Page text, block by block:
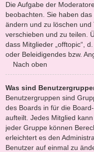
Die Aufgabe der
beobachten. Sie haben
ändern und zu löschen
verschieben und zu teilen.
dass Mitglieder „offtopic“,
oder Beleidigendes bzw.
Nach oben
Was sind
Benutzergruppen sind
des Boards in für die
aufteilt. Jedes Mitglied
jeder Gruppe können
erleichtert es den
Benutzer auf einmal zu